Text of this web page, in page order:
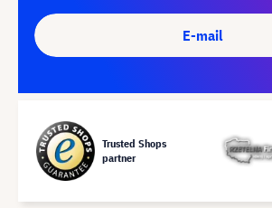
E-mail
Trusted Shops
partner